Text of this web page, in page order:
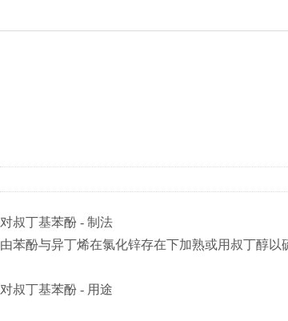
对叔丁基苯酚 - 制法
由苯酚与异丁烯在氯化锌存在下加熟或用叔丁醇
对叔丁基苯酚 - 用途